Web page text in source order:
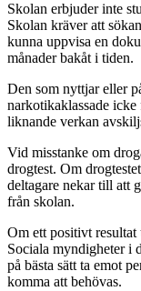
Skolan erbjuder inte
Skolan kräver att
kunna uppvisa en
månader bakåt i tiden.
Den som nyttjar eller
narkotikaklassade
liknande verkan
Vid misstanke om
drogtest. Om
deltagare nekar till att
från skolan.
Om ett positivt resultat
Sociala myndigheter i
på bästa sätt ta emot
komma att behövas.